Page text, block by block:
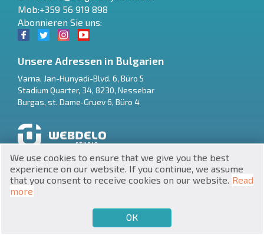
€
$
₽
₴
zł BG
Mob:+359 56 919 898
Abonnieren Sie uns:
Unsere Adressen in Bulgarien
Varna, Jan-Hunyadi-Blvd. 6, Büro 5
Stadium Quarter, 34, 8230, Nessebar
Burgas, st. Dame‑Gruev 6, Büro 4
Website-Entwicklung und SEO-Promotion
We use cookies to ensure that we give you the best
experience on our website. If you continue, we assume
that you consent to receive cookies on our website. Read
more
ОК